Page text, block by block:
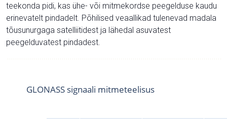
teekonda pidi, kas ühe- või mitmekordse peegelduse kaudu
erinevatelt pindadelt. Põhilised veaallikad tulenevad madala
tõusunurgaga satelliitidest ja lähedal asuvatest
peegelduvatest pindadest.
GLONASS signaali mitmeteelisus